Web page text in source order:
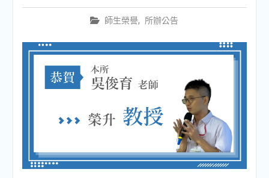
師生榮譽, 所辦公告